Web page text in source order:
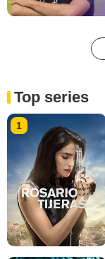
Top series
1